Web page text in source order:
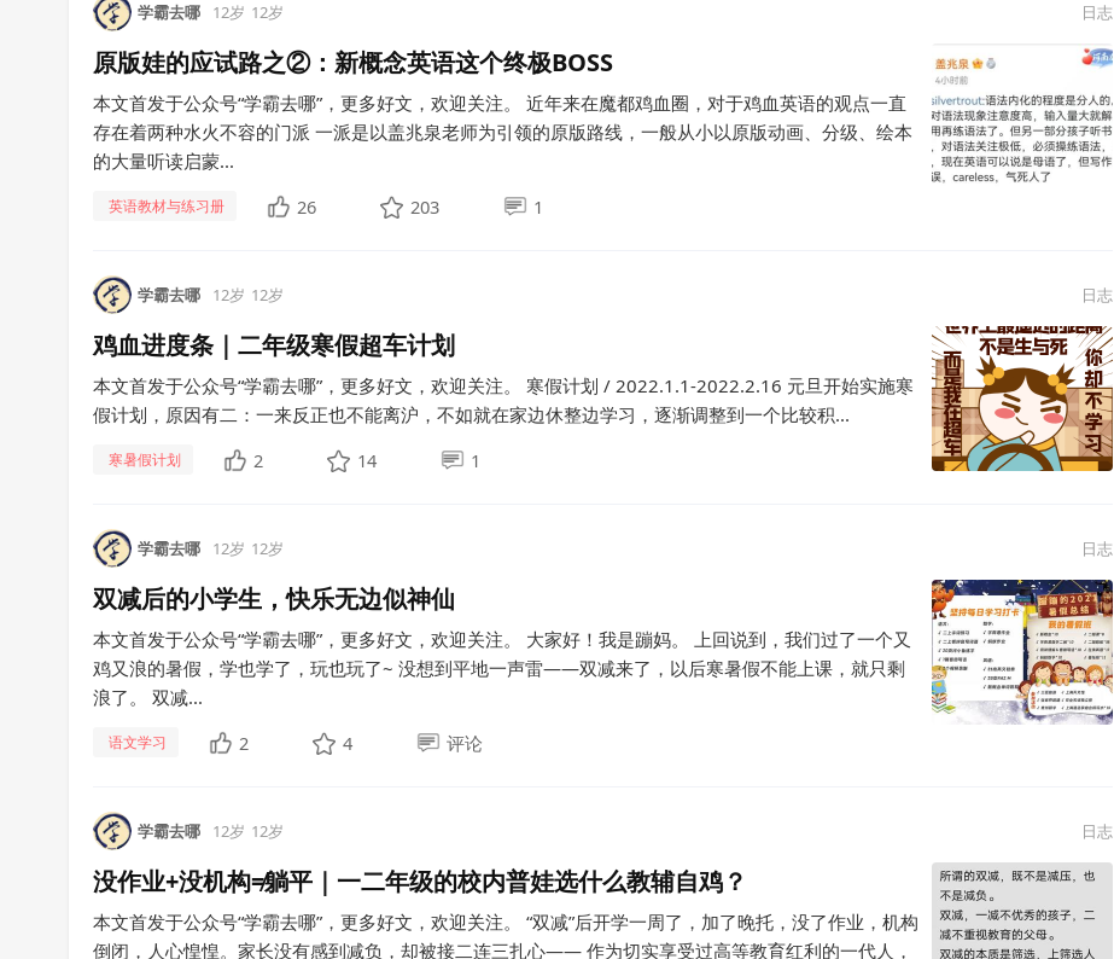
学霸去哪 12岁 12岁 日志
原版娃的应试路之②：新概念英语这个终极BOSS
本文首发于公众号“学霸去哪”，更多好文，欢迎关注。 近年来在魔都鸡血圈，对于鸡血英语的观点一直
存在着两种水火不容的门派 一派是以盖兆泉老师为引领的原版路线，一般从小以原版动画、分级、绘本
的大量听读启蒙...
英语教材与练习册 26 203 1
学霸去哪 12岁 12岁 日志
鸡血进度条｜二年级寒假超车计划
本文首发于公众号“学霸去哪”，更多好文，欢迎关注。 寒假计划 / 2022.1.1-2022.2.16 元旦开始实施寒
假计划，原因有二：一来反正也不能离沪，不如就在家边休整边学习，逐渐调整到一个比较积...
寒暑假计划 2 14 1
学霸去哪 12岁 12岁 日志
双减后的小学生，快乐无边似神仙
本文首发于公众号“学霸去哪”，更多好文，欢迎关注。 大家好！我是蹦妈。 上回说到，我们过了一个又
鸡又浪的暑假，学也学了，玩也玩了~ 没想到平地一声雷——双减来了，以后寒暑假不能上课，就只剩
浪了。 双减...
语文学习 2 4 评论
学霸去哪 12岁 12岁 日志
没作业+没机构≠躺平｜一二年级的校内普娃选什么教辅自鸡？
本文首发于公众号“学霸去哪”，更多好文，欢迎关注。 “双减”后开学一周了，加了晚托，没了作业，机构
倒闭，人心惶惶。家长没有感到减负，却被接二连三扎心—— 作为切实享受过高等教育红利的一代人，